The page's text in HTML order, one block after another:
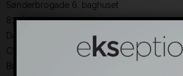
Sønderbrogade 6. baghuset
8700 Horsens
Danmark
CVR-nummer
35390251
Bankoplysninger